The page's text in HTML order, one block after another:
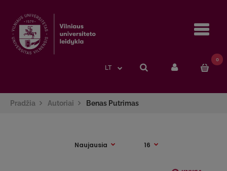
LT
0
Pradžia Autoriai Benas Putrimas